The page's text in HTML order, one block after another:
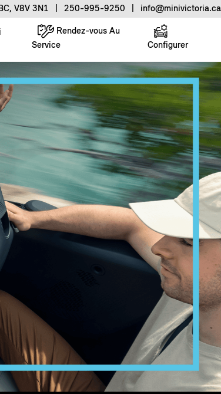
V8V 3N1 250-995-9250 info@minivictoria.ca
Rendez-vous Au
Service
Configurer